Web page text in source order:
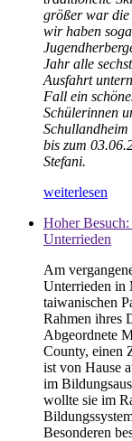
größer war die
wir haben
Jahr alle
Ausfahrt
Fall ein
Schülerinnen
bis zum
Stefani.
weiterlesen
Hoher
Unterrieden
Am
Unterrieden in
taiwanischen
Rahmen ihres
Abgeordnete
County, einen
ist von Hause
im
wollte sie im
Besonderen